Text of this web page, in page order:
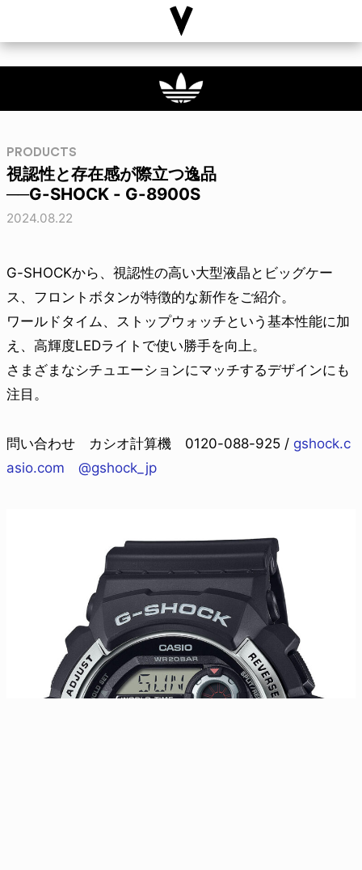
PRODUCTS
視認性と存在感が際立つ逸品
──G-SHOCK - G-8900S
2024.08.22
G-SHOCKから、視認性の高い大型液晶とビッグケー
ス、フロントボタンが特徴的な新作をご紹介。
ワールドタイム、ストップウォッチという基本性能に加
え、高輝度LEDライトで使い勝手を向上。
さまざまなシチュエーションにマッチするデザインにも
注目。
問い合わせ カシオ計算機 0120-088-925 / gshock.c
asio.com
@gshock_jp